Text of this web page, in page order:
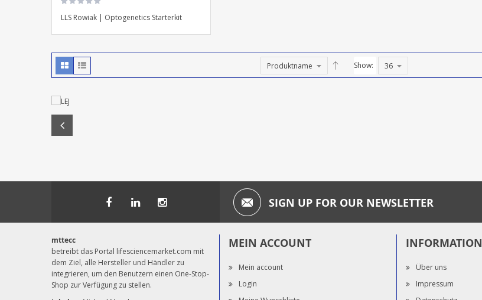
LLS Rowiak | Optogenetics Starterkit
Show:
SIGN UP FOR OUR NEWSLETTER
mttecc
betreibt das Portal lifesciencemarket.com mit
dem Ziel, alle Hersteller und Händler zu
integrieren, um den Benutzern einen One-Stop-
Shop zur Verfügung zu stellen.
MEIN ACCOUNT
Mein account
Login
INFORMATION
Über uns
Impressum